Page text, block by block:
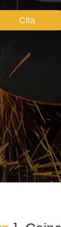
Cita